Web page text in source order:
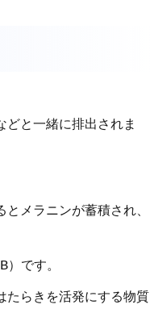
と一緒に排出されま
メラニンが蓄積され、
です。
たらきを活発にする物質